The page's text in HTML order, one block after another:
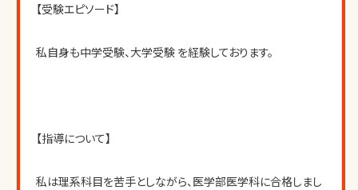
【受験エピソード】
私自身も中学受験、大学受験 を経験しております。
【指導について】
私は理系科目を苦手としながら、医学部医学科に合格しまし